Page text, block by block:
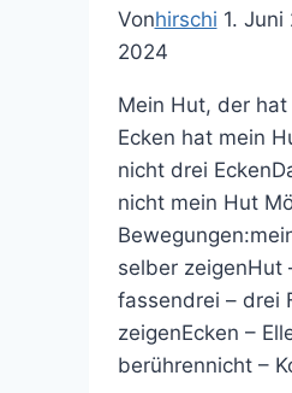
Vonhirschi 1. Juni
2024
Mein Hut, der
Ecken hat mein
nicht drei
nicht mein Hut
selber zeigenHut
fassendrei – drei
zeigenEcken –
berührennicht –